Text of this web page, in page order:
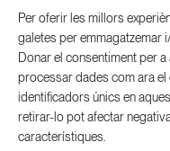
Per oferir les millors
galetes per emmagatzemar
Donar el consentiment per
processar dades com ara
identificadors únics en
retirar-lo pot afectar
característiques.
Posturologia
© 2026 Odontologia